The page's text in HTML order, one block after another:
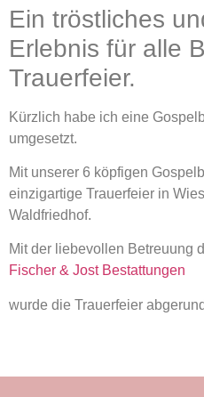
Ein tröstliches
Erlebnis für alle
Trauerfeier.
Kürzlich habe ich eine
umgesetzt.
Mit unserer 6 köpfigen
einzigartige Trauerfeier in
Waldfriedhof.
Mit der liebevollen Betreuung
Fischer & Jost Bestattungen
wurde die Trauerfeier